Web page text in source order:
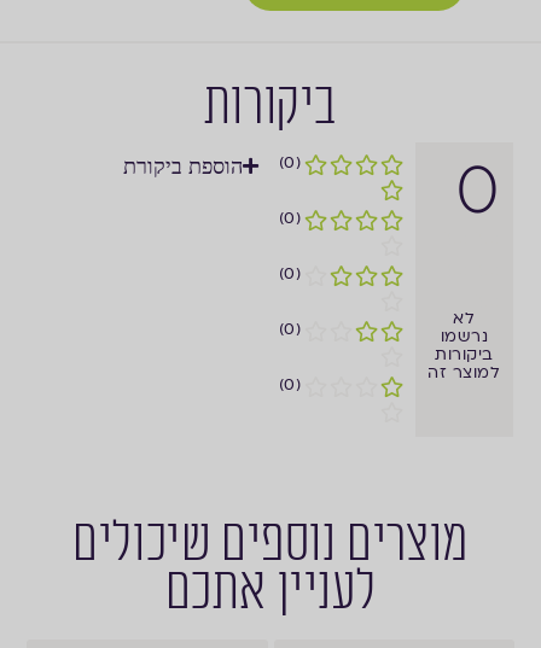
ביקורות
(0)
(0)
(0)
(0)
(0)
0
לא
נרשמו
ביקורות
למוצר זה
הוספת ביקורת
מוצרים נוספים שיכולים
לעניין אתכם